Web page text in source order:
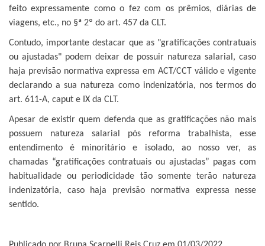
feito expressamente como o fez com os prêmios, diárias de
viagens, etc., no §ª 2º do art. 457 da CLT.
Contudo, importante destacar que as "gratificações contratuais
ou ajustadas" podem deixar de possuir natureza salarial, caso
haja previsão normativa expressa em ACT/CCT válido e vigente
declarando a sua natureza como indenizatória, nos termos do
art. 611-A, caput e IX da CLT.
Apesar de existir quem defenda que as gratificações não mais
possuem natureza salarial pós reforma trabalhista, esse
entendimento é minoritário e isolado, ao nosso ver, as
chamadas “gratificações contratuais ou ajustadas” pagas com
habitualidade ou periodicidade tão somente terão natureza
indenizatória, caso haja previsão normativa expressa nesse
sentido.